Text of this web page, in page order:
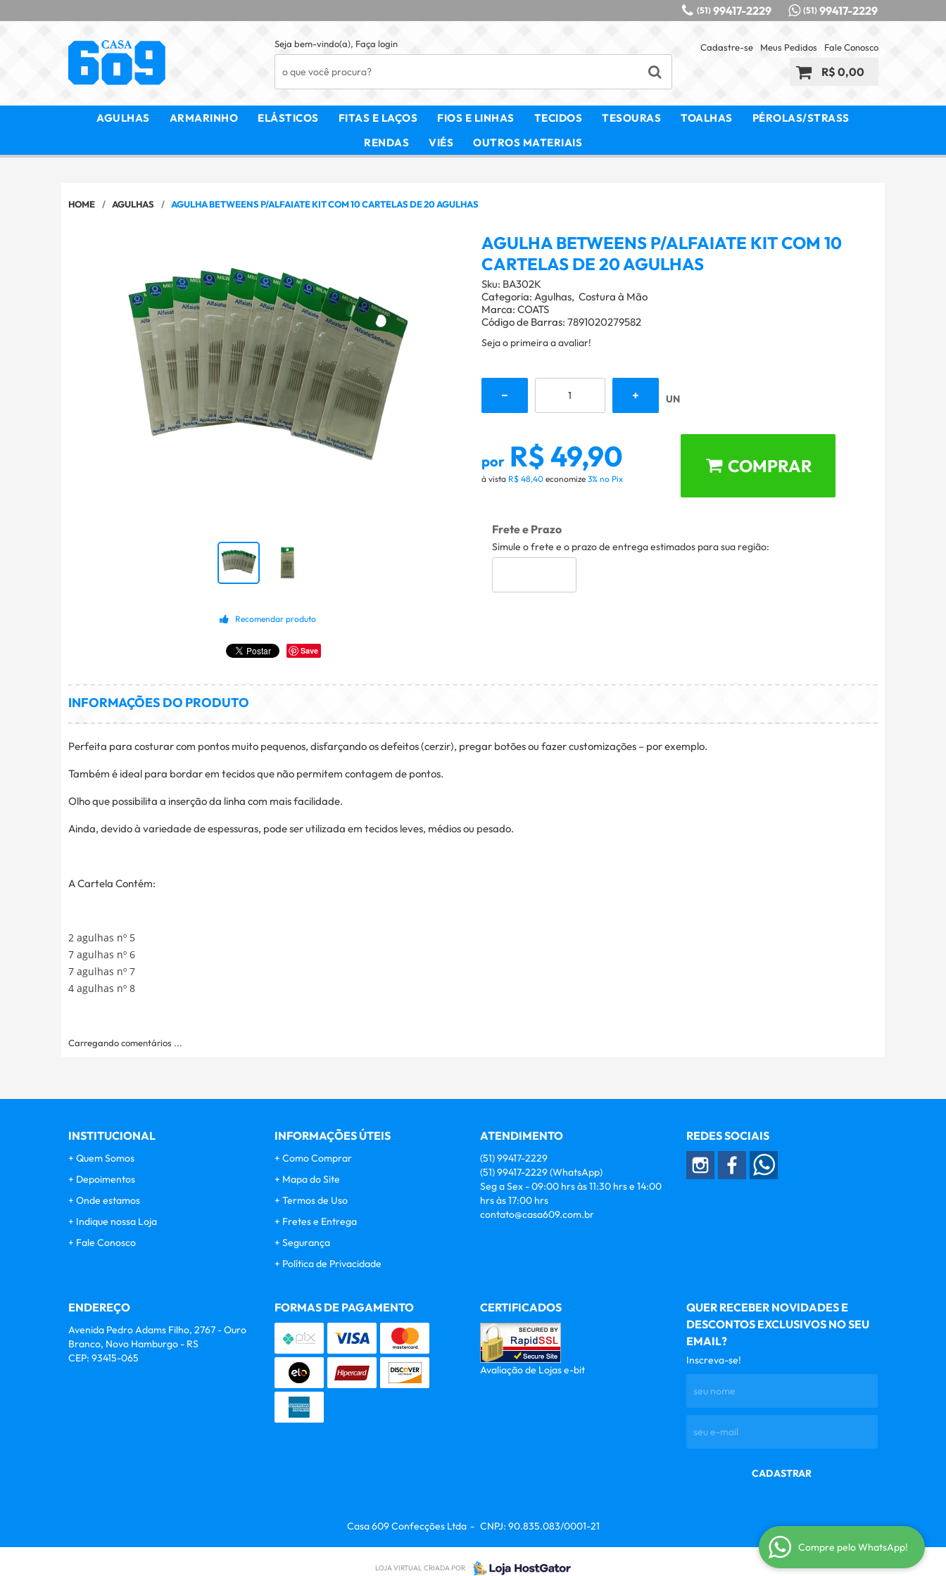
(51) 99417-2229 (51) 99417-2229
Seja bem-vindo(a), Faça login Cadastre-se Meus Pedidos Fale Conosco
R$ 0,00
AGULHAS ARMARINHO ELÁSTICOS FITAS E LAÇOS FIOS E LINHAS TECIDOS TESOURAS TOALHAS
PÉROLAS/STRASS
RENDAS
VIÉS OUTROS MATERIAIS
HOME AGULHAS AGULHA BETWEENS P/ALFAIATE KIT COM 10 CARTELAS DE 20 AGULHAS
Recomendar produto
Save
AGULHA BETWEENS P/ALFAIATE KIT COM 10
CARTELAS DE 20 AGULHAS
Sku: BA302K
Categoria: Agulhas Costura à Mão
Marca: COATS
Código de Barras: 7891020279582
Seja o primeira a avaliar!
UN
por R$ 49,90
à vista R$ 48,40economize 3% no Pix
COMPRAR
Frete e Prazo
Simule o frete e o prazo de entrega estimados para sua região:
INFORMAÇÕES DO PRODUTO
Perfeita para costurar com pontos muito pequenos, disfarçando os defeitos (cerzir), pregar botões ou fazer customizações – por exemplo.
Também é ideal para bordar em tecidos que não permitem contagem de pontos.
Olho que possibilita a inserção da linha com mais facilidade.
Ainda, devido à variedade de espessuras, pode ser utilizada em tecidos leves, médios ou pesado.
A Cartela Contém:
2 agulhas nº 5
7 agulhas nº 6
7 agulhas nº 7
4 agulhas nº 8
Carregando comentários ...
INSTITUCIONAL
Quem Somos
Depoimentos
Onde estamos
Indique nossa Loja
Fale Conosco
INFORMAÇÕES ÚTEIS
Como Comprar
Mapa do Site
Termos de Uso
Fretes e Entrega
Segurança
Política de Privacidade
ATENDIMENTO
(51)99417-2229
(51)99417-2229(WhatsApp)
Seg a Sex - 09:00 hrs às 11:30 hrs e 14:00
hrs às 17:00 hrs
contato@casa609.com.br
REDES SOCIAIS
ENDEREÇO
Avenida Pedro Adams Filho, 2767 -Ouro
Branco, Novo Hamburgo - RS
CEP: 93415-065
FORMAS DE PAGAMENTO CERTIFICADOS
Avaliação de Lojas e-bit
QUER RECEBER NOVIDADES E
DESCONTOS EXCLUSIVOS NO SEU
EMAIL?
Inscreva-se!
CADASTRAR
Casa 609 Confecções Ltda CNPJ: 90.835.083/0001-21
LOJA VIRTUAL CRIADA POR
Compre pelo WhatsApp!